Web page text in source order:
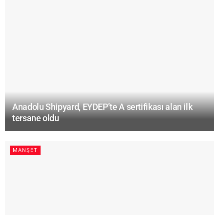
Anadolu Shipyard, EYDEP’te A sertifikası alan ilk
tersane oldu
MANŞET